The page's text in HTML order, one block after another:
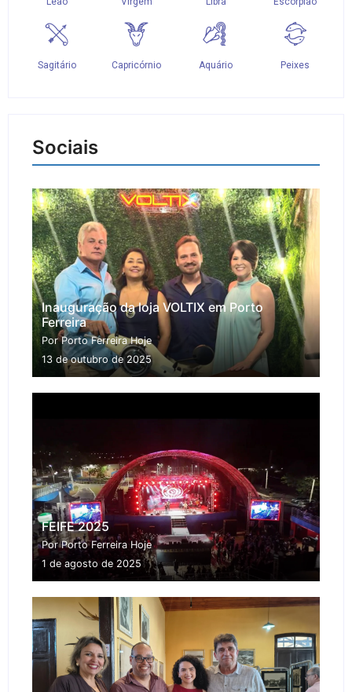
Sociais
Inauguração da loja VOLTIX em Porto
Ferreira
Por Porto Ferreira Hoje
13 de outubro de 2025
FEIFE 2025
Por Porto Ferreira Hoje
1 de agosto de 2025